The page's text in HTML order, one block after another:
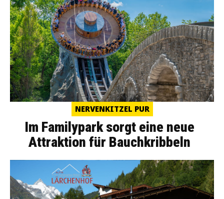
NERVENKITZEL PUR
Im Familypark sorgt eine neue
Attraktion für Bauchkribbeln